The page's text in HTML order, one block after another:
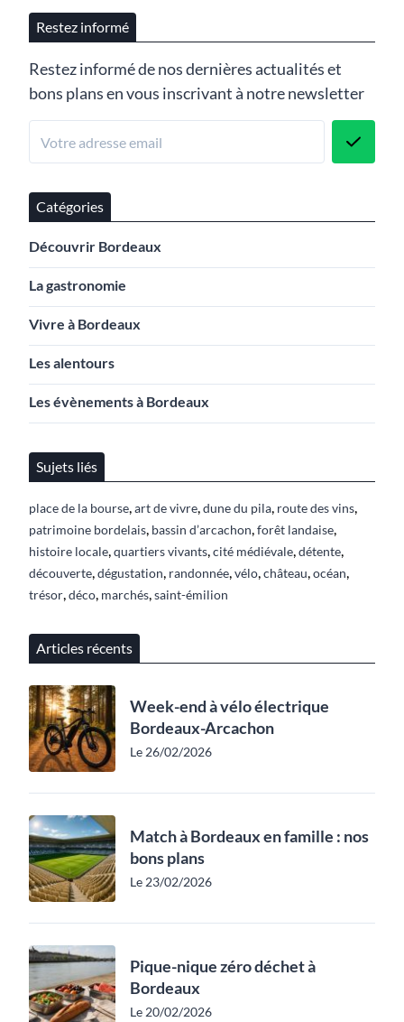
Restez informé
Restez informé de nos dernières actualités et
bons plans en vous inscrivant à notre newsletter
Catégories
Découvrir Bordeaux
La gastronomie
Vivre à Bordeaux
Les alentours
Les évènements à Bordeaux
Sujets liés
place de la bourse,art de vivre,dune du pila, route des vins,
patrimoine bordelais, bassin d’arcachon,forêt landaise,
histoire locale,quartiers vivants,cité médiévale,détente,
découverte,dégustation, randonnée,vélo,château,océan,
trésor,déco, marchés,saint-émilion
Articles récents
Week-end à vélo électrique
Bordeaux-Arcachon
Le 26/02/2026
Match à Bordeaux en famille : nos
bons plans
Le 23/02/2026
Pique-nique zéro déchet à
Bordeaux
Le 20/02/2026